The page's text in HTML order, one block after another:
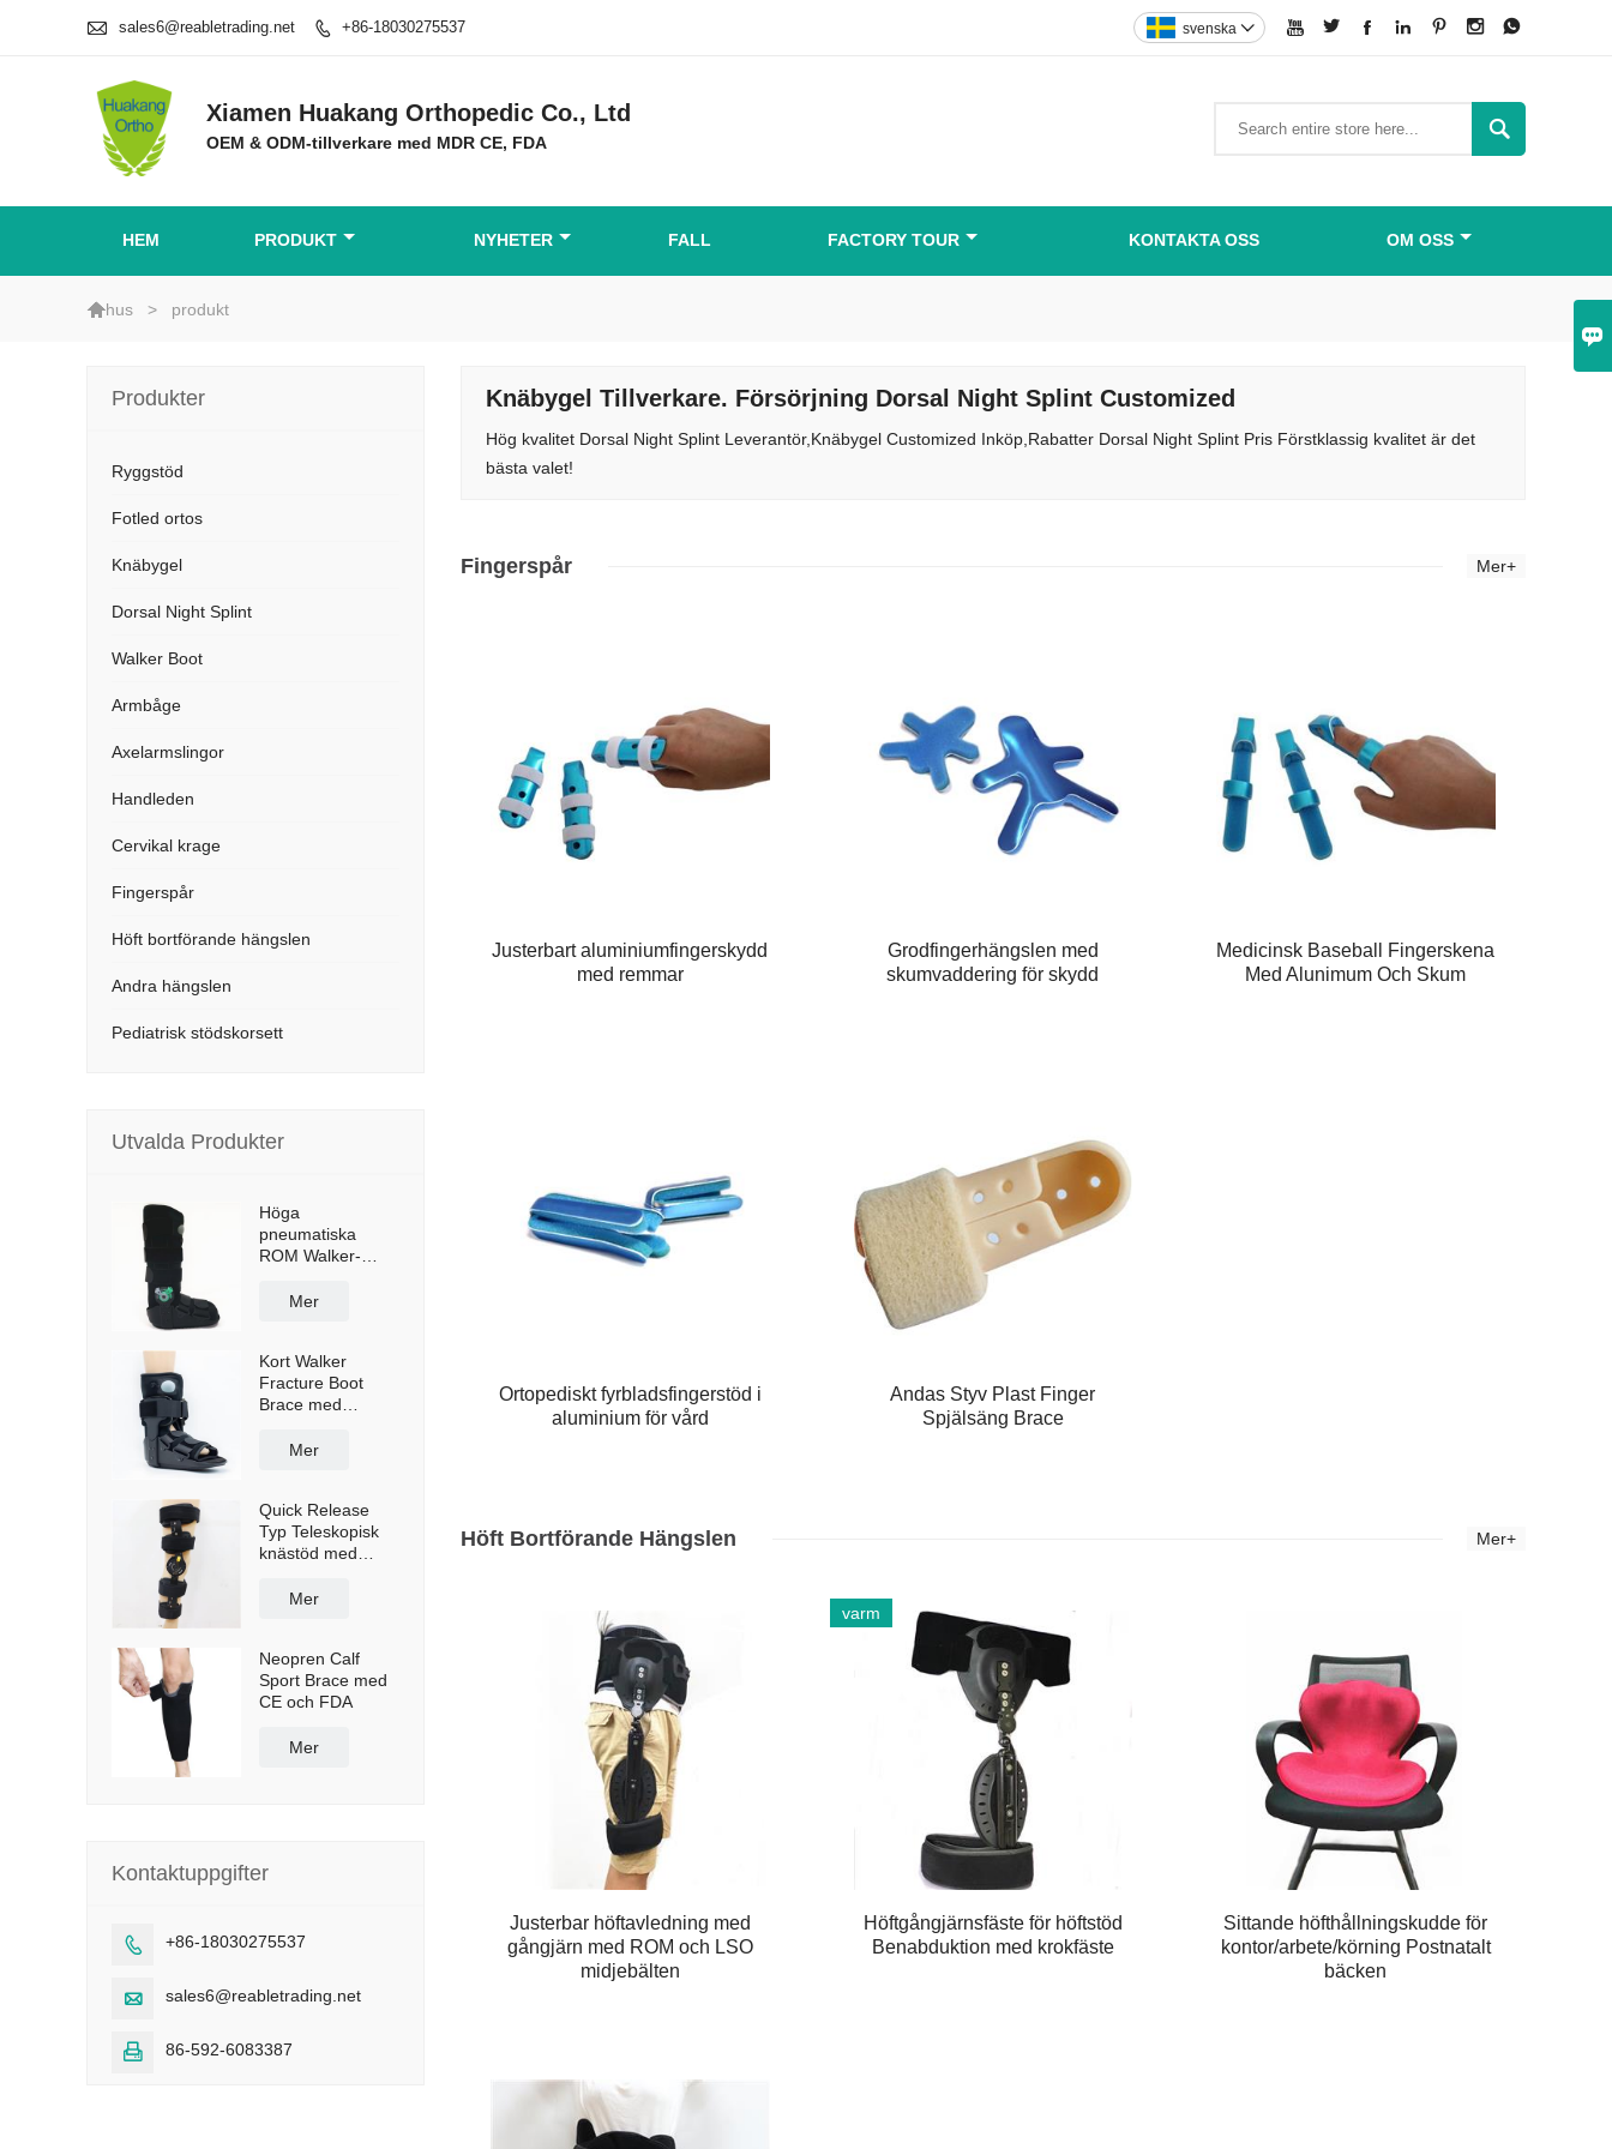

 sales6@reabletrading.net  +86-18030275537       
svenska 
Xiamen Huakang Orthopedic Co., Ltd
OEM & ODM-tillverkare med MDR CE, FDA

HEM PRODUKT NYHETER FALL FACTORY TOUR KONTAKTA OSS OM OSS
hus > produkt
Knäbygel Tillverkare. Försörjning Dorsal Night Splint Customized
Hög kvalitet Dorsal Night Splint Leverantör,Knäbygel Customized Inköp,Rabatter Dorsal Night Splint Pris Förstklassig kvalitet är det
bästa valet!
Fingerspår Mer+
Justerbart aluminiumfingerskydd
med remmar
Grodfingerhängslen med
skumvaddering för skydd
Medicinsk Baseball Fingerskena
Med Alunimum Och Skum
Ortopediskt fyrbladsfingerstöd i
aluminium för vård
Andas Styv Plast Finger
Spjälsäng Brace
Höft Bortförande Hängslen Mer+
Justerbar höftavledning med
gångjärn med ROM och LSO
midjebälten
varm
Höftgångjärnsfäste för höftstöd
Benabduktion med krokfäste
Sittande höfthållningskudde för
kontor/arbete/körning Postnatalt
bäcken
Produkter
Ryggstöd
Fotled ortos
Knäbygel
Dorsal Night Splint
Walker Boot
Armbåge
Axelarmslingor
Handleden
Cervikal krage
Fingerspår
Höft bortförande hängslen
Andra hängslen
Pediatrisk stödskorsett
Utvalda Produkter
Höga
pneumatiska
ROM Walker-
med anti-halksula
Mer
Kort Walker
Fracture Boot
Brace med
Mer
Quick Release
Typ Teleskopisk
knästöd med
Mer
Neopren Calf
Sport Brace med
CE och FDA
Mer
Kontaktuppgifter
 +86-18030275537
 sales6@reabletrading.net
 86-592-6083387